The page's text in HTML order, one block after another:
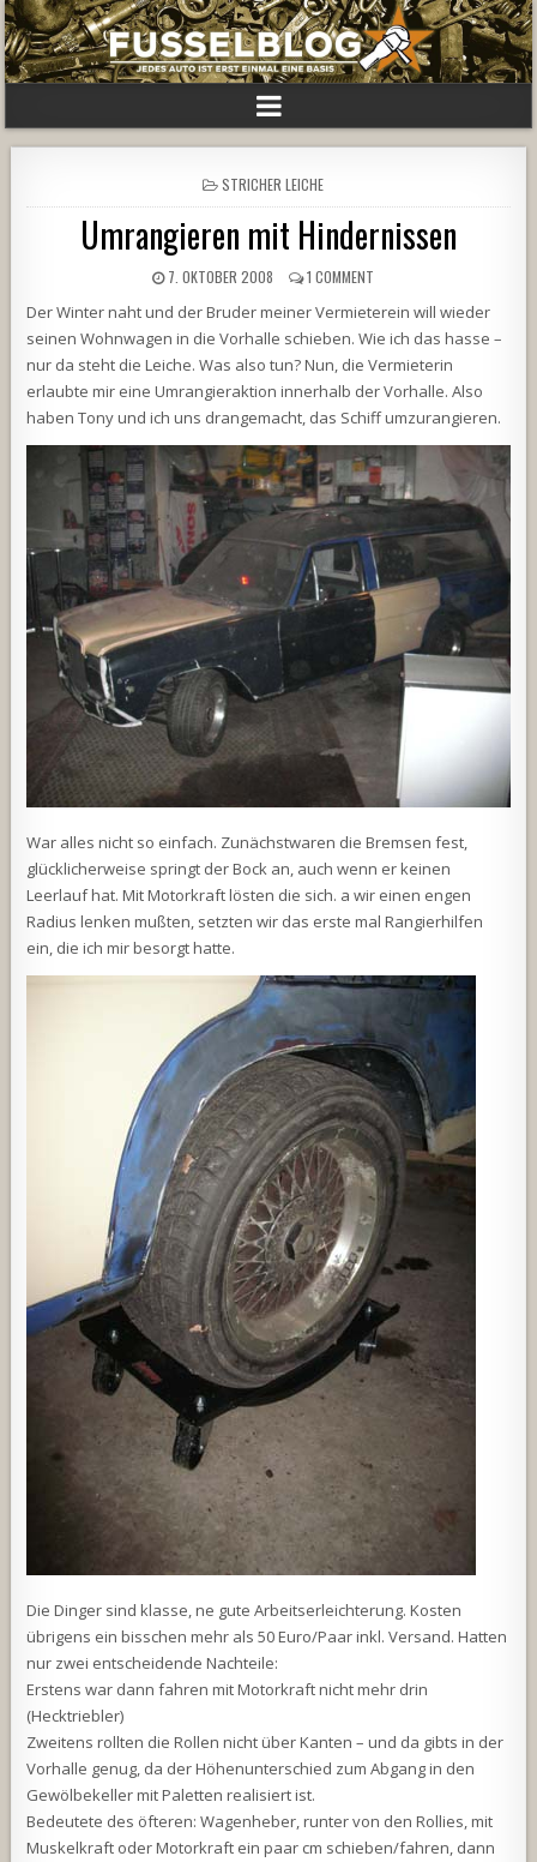
POSTED
IN
STRICHER LEICHE
Umrangieren mit Hindernissen
7. OKTOBER 2008 1 COMMENT
Der Winter naht und der Bruder meiner Vermieterein will wieder
seinen Wohnwagen in die Vorhalle schieben. Wie ich das hasse –
nur da steht die Leiche. Was also tun? Nun, die Vermieterin
erlaubte mir eine Umrangieraktion innerhalb der Vorhalle. Also
haben Tony und ich uns drangemacht, das Schiff umzurangieren.
War alles nicht so einfach. Zunächstwaren die Bremsen fest,
glücklicherweise springt der Bock an, auch wenn er keinen
Leerlauf hat. Mit Motorkraft lösten die sich. a wir einen engen
Radius lenken mußten, setzten wir das erste mal Rangierhilfen
ein, die ich mir besorgt hatte.
Die Dinger sind klasse, ne gute Arbeitserleichterung. Kosten
übrigens ein bisschen mehr als 50 Euro/Paar inkl. Versand. Hatten
nur zwei entscheidende Nachteile:
Erstens war dann fahren mit Motorkraft nicht mehr drin
(Hecktriebler)
Zweitens rollten die Rollen nicht über Kanten – und da gibts in der
Vorhalle genug, da der Höhenunterschied zum Abgang in den
Gewölbekeller mit Paletten realisiert ist.
Bedeutete des öfteren: Wagenheber, runter von den Rollies, mit
Muskelkraft oder Motorkraft ein paar cm schieben/fahren, dann